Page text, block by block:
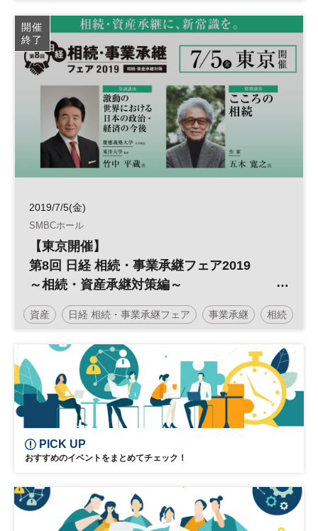
事業承継 相続 承継
事業
開催
終了
2019/7/5(金)
SMBCホール
【東京開催】
第8回 日経 相続・事業承継フェア2019
～相続・資産承継対策編～
資産 日経 相続・事業承継フェア 事業承継 相続
承継 事業
PICK UP
おすすめのイベントをまとめてチェック！